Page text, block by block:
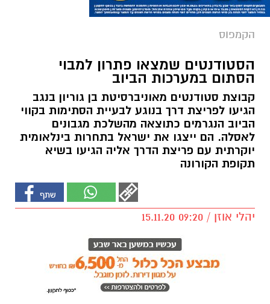
הקמפוס
הסטודנטים שמצאו פתרון למבוי
הסתום במערכות הביוב
קבוצת סטודנטים מאוניברסיטת בן גוריון בנגב
הגיעו לפריצת דרך בנוגע לבעיית הסתימות בקווי
הביוב הנגרמים כתוצאה מהשלכת מגבונים
לאסלה. הם ייצגו את ישראל בתחרות בינלאומית
יוקרתית עם פריצת הדרך אליה הגיעו בשיא
תקופת הקורונה
יהלי אוזן / 09:20 15.11.20